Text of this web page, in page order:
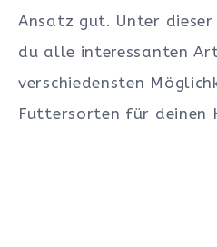
Ansatz gut. Unter
du alle interessanten
verschiedensten
Futtersorten für deinen